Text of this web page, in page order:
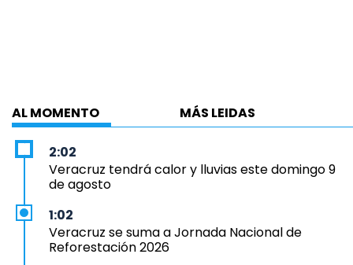
AL MOMENTO MÁS LEIDAS
2:02
Veracruz tendrá calor y lluvias este domingo 9
de agosto
1:02
Veracruz se suma a Jornada Nacional de
Reforestación 2026